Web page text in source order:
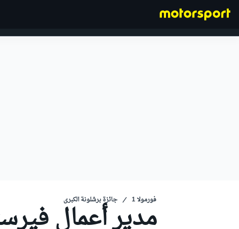
فورمولا 1 جائزة برشلونة الكبرى
مدير أعمال